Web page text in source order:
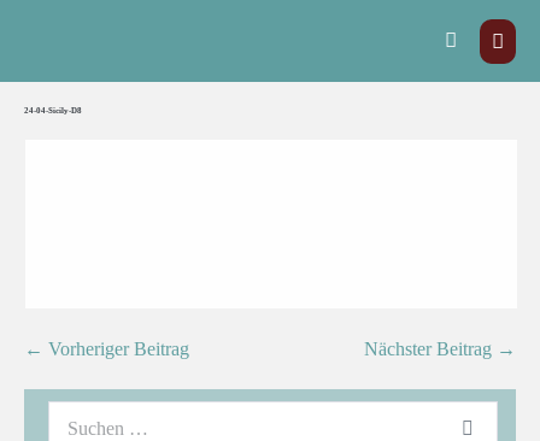
24-04-Sicily-D8
← Vorheriger Beitrag Nächster Beitrag →